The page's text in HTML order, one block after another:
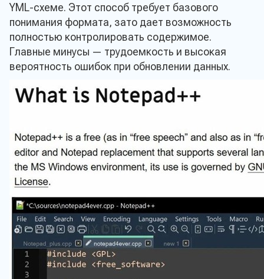
YML-схеме. Этот способ требует базового
понимания формата, зато дает возможность
полностью контролировать содержимое.
Главные минусы — трудоемкость и высокая
вероятность ошибок при обновлении данных.